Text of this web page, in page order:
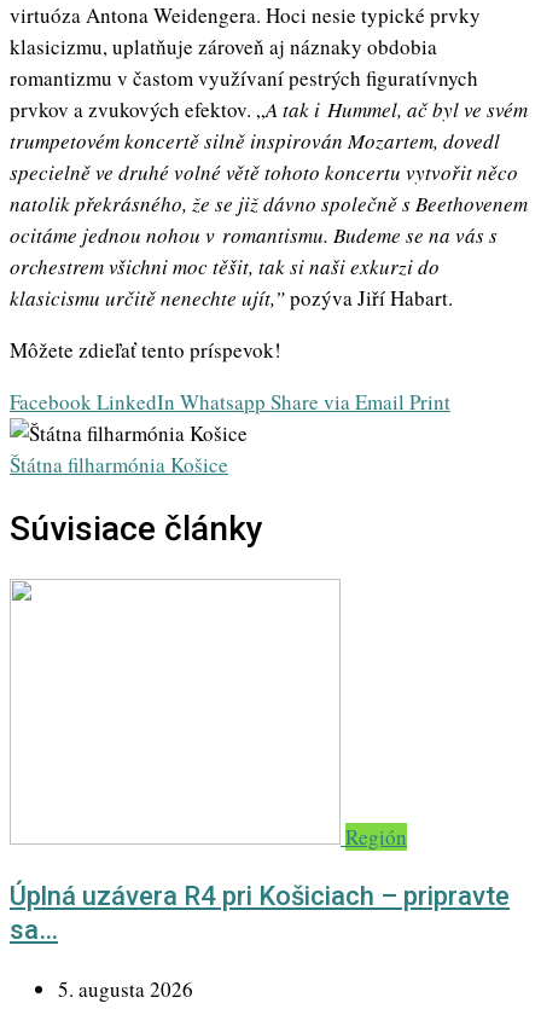
virtuóza Antona Weidengera. Hoci nesie typické prvky
klasicizmu, uplatňuje zároveň aj náznaky obdobia
romantizmu v častom využívaní pestrých figuratívnych
prvkov a zvukových efektov. „A tak i Hummel, ač byl ve svém
trumpetovém koncertě silně inspirován Mozartem, dovedl
specielně ve druhé volné větě tohoto koncertu vytvořit něco
natolik překrásného, že se již dávno společně s Beethovenem
ocitáme jednou nohou v romantismu. Budeme se na vás s
orchestrem všichni moc těšit, tak si naši exkurzi do
klasicismu určitě nenechte ujít,”pozýva Jiří Habart.
Môžete zdieľať tento príspevok!
FacebookLinkedIn Whatsapp Share via Email Print
Štátna filharmónia Košice
Súvisiace články
Región
Úplná uzávera R4 pri Košiciach – pripravte
sa…
5. augusta 2026